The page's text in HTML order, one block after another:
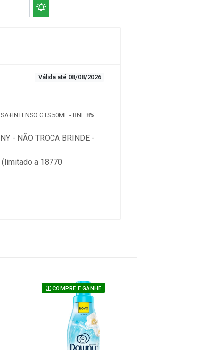
Válida até 08/08/2026
GTS 50ML - BNF 8%
- NÃO TROCA BRINDE -
(limitado a 18770
COMPRE E GANHE